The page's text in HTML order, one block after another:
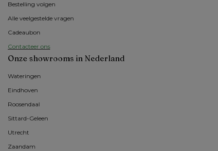
Bestelling volgen
Alle veelgestelde vragen
Cadeaubon
Contacteer ons
Onze showrooms in Nederland
Wateringen
Eindhoven
Roosendaal
Sittard-Geleen
Utrecht
Zaandam